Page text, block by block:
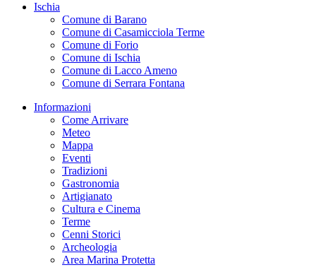
Ischia
Comune di Barano
Comune di Casamicciola Terme
Comune di Forio
Comune di Ischia
Comune di Lacco Ameno
Comune di Serrara Fontana
Informazioni
Come Arrivare
Meteo
Mappa
Eventi
Tradizioni
Gastronomia
Artigianato
Cultura e Cinema
Terme
Cenni Storici
Archeologia
Area Marina Protetta